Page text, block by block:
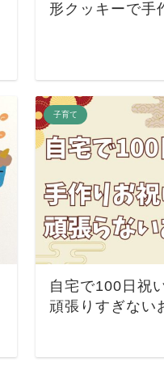
形クッキーで
子育て
自宅で100日祝
頑張りすぎない